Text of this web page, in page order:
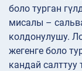
боло турган
мисалы –
колдонулушу.
жегенге боло
кандай